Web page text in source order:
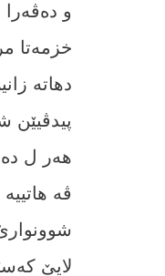
خزمەتا
دھاتە
ھەر ل
ڤە
لایێ